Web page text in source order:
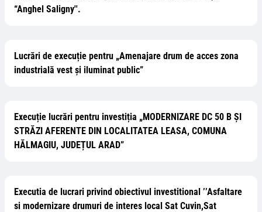
“Anghel Saligny''.
Lucrări de execuție pentru „Amenajare drum de acces zona
industrială vest și iluminat public”
Execuție lucrări pentru investiția „MODERNIZARE DC 50 B ȘI
STRĂZI AFERENTE DIN LOCALITATEA LEASA, COMUNA
HĂLMAGIU, JUDEȚUL ARAD”
Executia de lucrari privind obiectivul investitional ’’Asfaltare
si modernizare drumuri de interes local Sat Cuvin,Sat